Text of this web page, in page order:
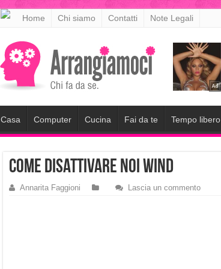
Home Chi siamo Contatti Note Legali
Casa Computer Cucina Fai da te Tempo libero
come disattivare noi wind
Annarita Faggioni Lascia un commento